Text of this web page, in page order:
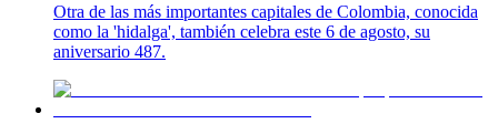
Otra de las más importantes capitales de Colombia, conocida
como la 'hidalga', también celebra este 6 de agosto, su
aniversario 487.